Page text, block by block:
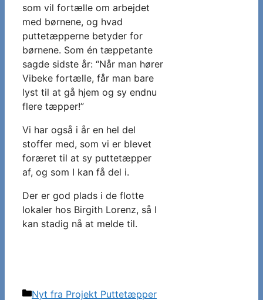
som vil fortælle om arbejdet
med børnene, og hvad
puttetæpperne betyder for
børnene. Som én tæppetante
sagde sidste år: “Når man hører
Vibeke fortælle, får man bare
lyst til at gå hjem og sy endnu
flere tæpper!”
Vi har også i år en hel del
stoffer med, som vi er blevet
foræret til at sy puttetæpper
af, og som I kan få del i.
Der er god plads i de flotte
lokaler hos Birgith Lorenz, så I
kan stadig nå at melde til.
Kategorier
Nyt fra Projekt Puttetæpper